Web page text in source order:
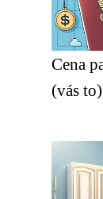
Cena
(vás